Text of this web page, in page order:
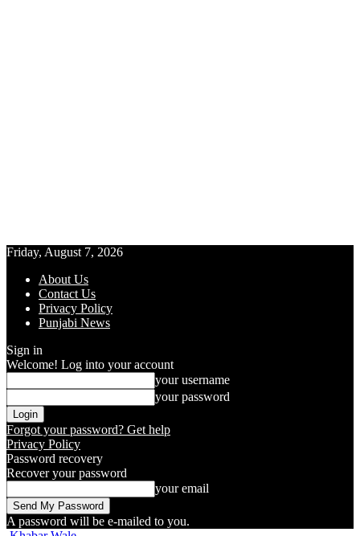
Friday, August 7, 2026
About Us
Contact Us
Privacy Policy
Punjabi News
Sign in
Welcome! Log into your account
your username
your password
Forgot your password? Get help
Privacy Policy
Password recovery
Recover your password
your email
A password will be e-mailed to you.